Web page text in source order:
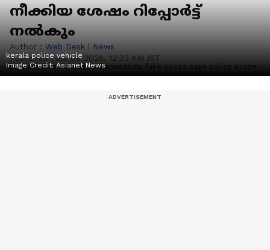
നീക്കിയ ശേഷം റിപ്പോർട്ട്
നൽകും
Author : Web Desk | News
Published : Jul 06 2026, 12:23 AM IST
kerala police vehicle
Image Credit:Asianet News